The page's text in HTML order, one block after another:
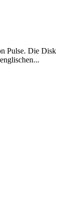
Pulse. Die Disk